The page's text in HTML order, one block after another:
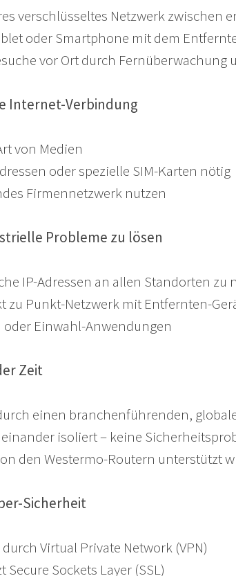
verschlüsseltes Netzwerk zwischen
oder Smartphone mit dem
vor Ort durch Fernüberwachung
Internet-Verbindung
von Medien
oder spezielle SIM-Karten nötig
Firmennetzwerk nutzen
Probleme zu lösen
IP-Adressen an allen Standorten zu
zu Punkt-Netzwerk mit Entfernten-
Einwahl-Anwendungen
Zeit
einen branchenführenden,
isoliert – keine
den Westermo-Routern unterstützt
Sicherheit
Virtual Private Network (VPN)
Sockets Layer (SSL)